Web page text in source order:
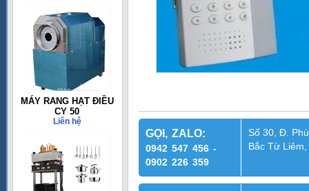
MÁY RANG HẠT ĐIỀU
CY 50
Liên hệ
GỌI, ZALO:
0942 547 456 -
0902 226 359
Số 30, Đ.
Bắc Từ